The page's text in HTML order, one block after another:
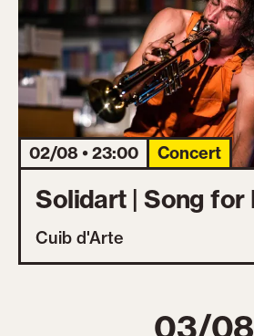
02/08 • 23:00 Concert
Solidart | Song for
Cuib d'Arte
03/08